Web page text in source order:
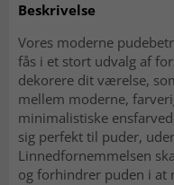
Beskrivelse
Vores moderne
fås i et stort udvalg af
dekorere dit værelse,
mellem moderne,
minimalistiske
sig perfekt til puder,
Linnedfornemmelsen
og forhindrer puden i at